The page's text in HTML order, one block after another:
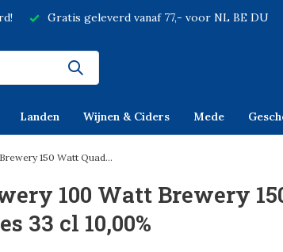
Gratis geleverd vanaf 77,- voor NL BE DU
Landen Wijnen & Ciders Mede
150 Watt Quad...
100 Watt Brewery
33 cl 10,00%